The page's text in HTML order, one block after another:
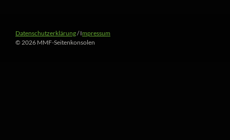
Datenschutzerklärung/ Impressum
© 2026 MMF-Seitenkonsolen